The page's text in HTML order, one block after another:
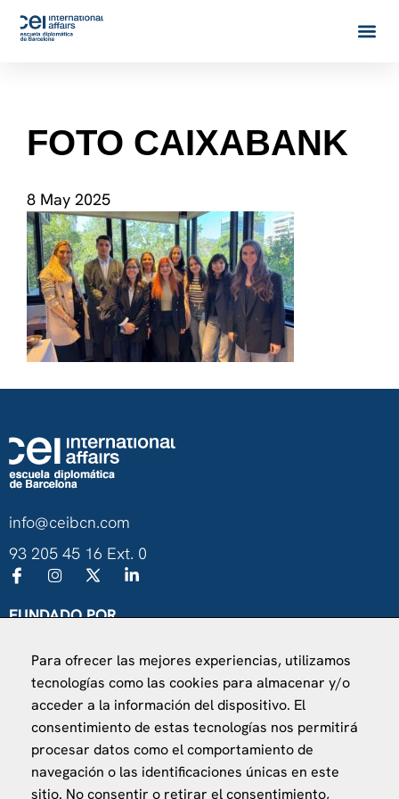
FOTO CAIXABANK
8 May 2025
info@ceibcn.com
93 205 45 16 Ext. 0
FUNDADO POR
Ministerio de Asuntos Exteriores, UE y Cooperación
Fundación "la Caixa"
Para ofrecer las mejores experiencias, utilizamos
tecnologías como las cookies para almacenar y/o
acceder a la información del dispositivo. El
consentimiento de estas tecnologías nos permitirá
procesar datos como el comportamiento de
navegación o las identificaciones únicas en este
sitio. No consentir o retirar el consentimiento,